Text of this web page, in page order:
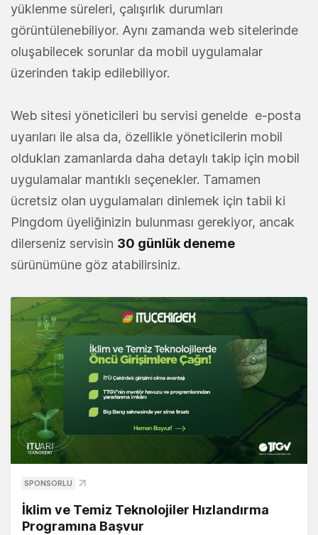
yüklenme süreleri, çalışırlık durumları
görüntülenebiliyor. Aynı zamanda web sitelerinde
oluşabilecek sorunlar da mobil uygulamalar
üzerinden takip edilebiliyor.
Web sitesi yöneticileri bu servisi genelde e-posta
uyarıları ile alsa da, özellikle yöneticilerin mobil
oldukları zamanlarda daha detaylı takip için mobil
uygulamalar mantıklı seçenekler. Tamamen
ücretsiz olan uygulamaları dinlemek için tabii ki
Pingdom üyeliğinizin bulunması gerekiyor, ancak
dilerseniz servisin 30 günlük deneme
sürünümüne göz atabilirsiniz.
SPONSORLU
İklim ve Temiz Teknolojiler Hızlandırma
Programına Başvur